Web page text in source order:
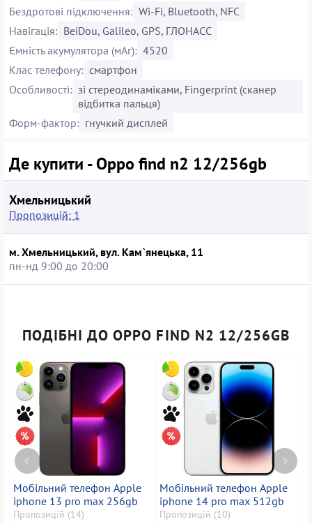
Бездротові підключення: Wi-Fi, Bluetooth, NFC
Навігація: BeiDou, Galileo, GPS, ГЛОНАСС
Ємність акумулятора (мАг): 4520
Клас телефону: смартфон
Особливості: зі стереодинаміками, Fingerprint (сканер
відбитка пальця)
Форм-фактор: гнучкий дисплей
Де купити - Oppo find n2 12/256gb
Хмельницький
Пропозицій: 1
м. Хмельницький, вул. Кам`янецька, 11
пн-нд 9:00 до 20:00
ПОДІБНІ ДО OPPO FIND N2 12/256GB
Мобільний телефон Apple
iphone 13 pro max 256gb
Пропозицій (14)
Мобільний телефон Apple
iphone 14 pro max 512gb
Пропозицій (10)